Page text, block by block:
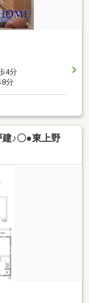
4分
分
建♪〇●東上野